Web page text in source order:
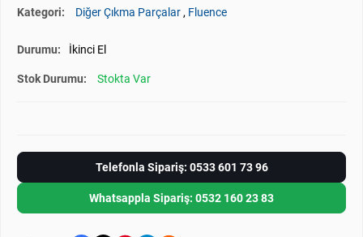
Kategori: Diğer Çıkma Parçalar, Fluence
Durumu: İkinci El
Stok Durumu: Stokta Var
Telefonla Sipariş: 0533 601 73 96
Whatsappla Sipariş: 0532 160 23 83